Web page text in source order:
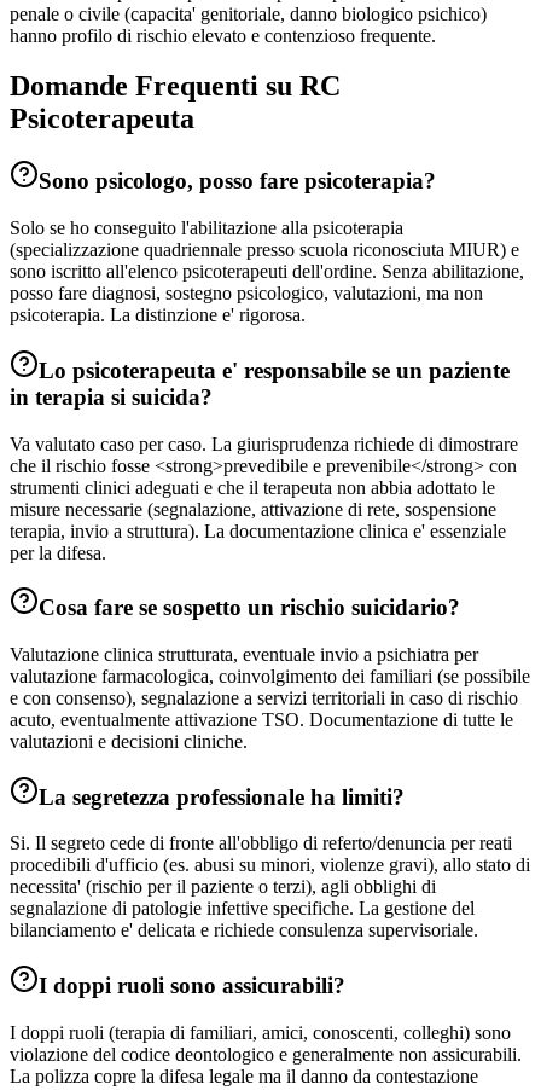
penale o civile (capacita' genitoriale, danno biologico psichico)
hanno profilo di rischio elevato e contenzioso frequente.
Domande Frequenti su RC
Psicoterapeuta
Sono psicologo, posso fare psicoterapia?
Solo se ho conseguito l'abilitazione alla psicoterapia
(specializzazione quadriennale presso scuola riconosciuta MIUR) e
sono iscritto all'elenco psicoterapeuti dell'ordine. Senza abilitazione,
posso fare diagnosi, sostegno psicologico, valutazioni, ma non
psicoterapia. La distinzione e' rigorosa.
Lo psicoterapeuta e' responsabile se un paziente
in terapia si suicida?
Va valutato caso per caso. La giurisprudenza richiede di dimostrare
che il rischio fosse <strong>prevedibile e prevenibile</strong> con
strumenti clinici adeguati e che il terapeuta non abbia adottato le
misure necessarie (segnalazione, attivazione di rete, sospensione
terapia, invio a struttura). La documentazione clinica e' essenziale
per la difesa.
Cosa fare se sospetto un rischio suicidario?
Valutazione clinica strutturata, eventuale invio a psichiatra per
valutazione farmacologica, coinvolgimento dei familiari (se possibile
e con consenso), segnalazione a servizi territoriali in caso di rischio
acuto, eventualmente attivazione TSO. Documentazione di tutte le
valutazioni e decisioni cliniche.
La segretezza professionale ha limiti?
Si. Il segreto cede di fronte all'obbligo di referto/denuncia per reati
procedibili d'ufficio (es. abusi su minori, violenze gravi), allo stato di
necessita' (rischio per il paziente o terzi), agli obblighi di
segnalazione di patologie infettive specifiche. La gestione del
bilanciamento e' delicata e richiede consulenza supervisoriale.
I doppi ruoli sono assicurabili?
I doppi ruoli (terapia di familiari, amici, conoscenti, colleghi) sono
violazione del codice deontologico e generalmente non assicurabili.
La polizza copre la difesa legale ma il danno da contestazione